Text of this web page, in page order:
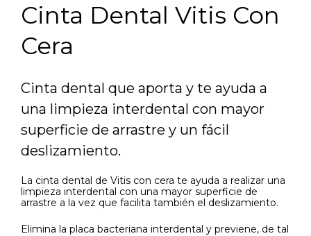
Cinta Dental Vitis Con
Cera
Cinta dental que aporta y te ayuda a
una limpieza interdental con mayor
superficie de arrastre y un fácil
deslizamiento.
La cinta dental de Vitis con cera te ayuda a realizar una
limpieza interdental con una mayor superficie de
arrastre a la vez que facilita también el deslizamiento.
Elimina la placa bacteriana interdental y previene, de tal